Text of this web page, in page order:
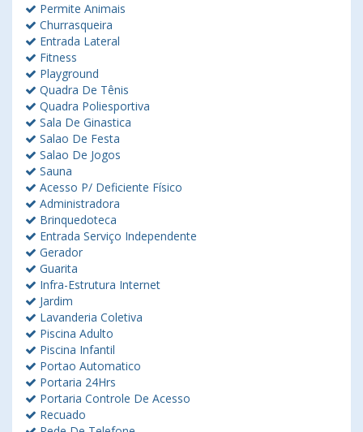
Permite Animais
Churrasqueira
Entrada Lateral
Fitness
Playground
Quadra De Tênis
Quadra Poliesportiva
Sala De Ginastica
Salao De Festa
Salao De Jogos
Sauna
Acesso P/ Deficiente Físico
Administradora
Brinquedoteca
Entrada Serviço Independente
Gerador
Guarita
Infra-Estrutura Internet
Jardim
Lavanderia Coletiva
Piscina Adulto
Piscina Infantil
Portao Automatico
Portaria 24Hrs
Portaria Controle De Acesso
Recuado